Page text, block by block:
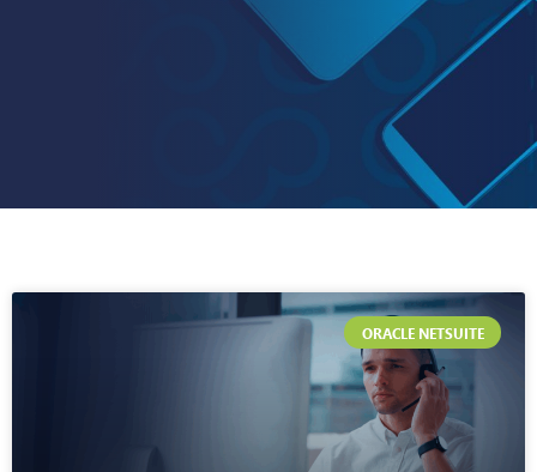
ORACLE NETSUITE